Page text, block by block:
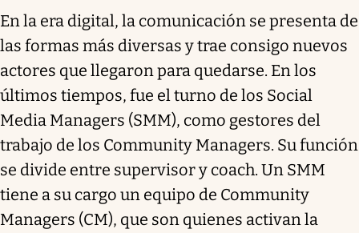
En la era digital, la comunicación se presenta de
las formas más diversas y trae consigo nuevos
actores que llegaron para quedarse. En los
últimos tiempos, fue el turno de los Social
Media Managers (SMM), como gestores del
trabajo de los Community Managers. Su función
se divide entre supervisor y coach. Un SMM
tiene a su cargo un equipo de Community
Managers (CM), que son quienes activan la